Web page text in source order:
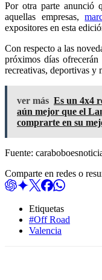
Por otra parte anunció
aquellas empresas,
expositores en esta
Con respecto a las
próximos días ofrecerán
recreativas, deportivas y
ver más Es un 4x4
aún mejor que el
comprarte en su
Fuente:
Comparte en redes o
Etiquetas
#Off Road
Valencia